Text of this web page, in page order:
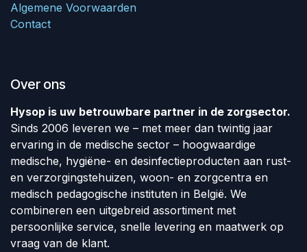
Algemene Voorwaarden
Contact
Over ons
Hysop is uw betrouwbare partner in de zorgsector.
Sinds 2006 leveren we – met meer dan twintig jaar
ervaring in de medische sector – hoogwaardige
medische, hygiëne- en desinfectieproducten aan rust-
en verzorgingstehuizen, woon- en zorgcentra en
medisch pedagogische instituten in België. We
combineren een uitgebreid assortiment met
persoonlijke service, snelle levering en maatwerk op
vraag van de klant.